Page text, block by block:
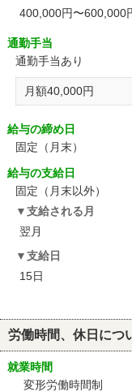
400,000円〜600,000
通勤手当
通勤手当あり
月額40,000円
給与の締め日
固定（月末）
給与の支給日
固定（月末以外）
支給される月
翌月
支給日
15日
労働時間、休日につ
就業時間
変形労働時間制